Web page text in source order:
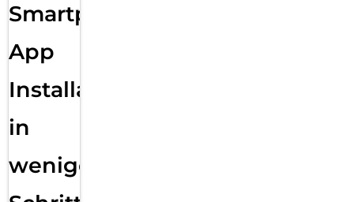
Smartphone
App
Installation
in
wenigen